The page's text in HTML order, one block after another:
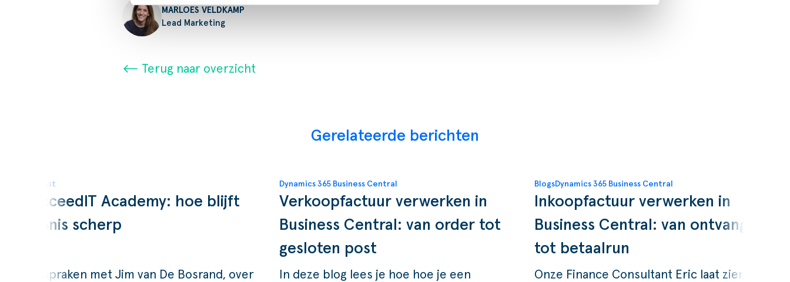
MARLOES VELDKAMP
Lead Marketing
⟵ Terug naar overzicht
Gerelateerde berichten
Podcast
SucceedIT Academy: hoe blijft
kennis scherp
Wij spraken met Jim van De Bosrand, over
Dynamics 365 Business Central
Verkoopfactuur verwerken in
Business Central: van order tot
gesloten post
In deze blog lees je hoe hoe je een
BlogsDynamics 365 Business Central
Inkoopfactuur verwerken in
Business Central: van ontvangst
tot betaalrun
Onze Finance Consultant Eric laat zien